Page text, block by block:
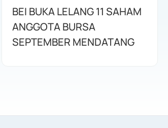
BEI BUKA LELANG 11 SAHAM
ANGGOTA BURSA
SEPTEMBER MENDATANG